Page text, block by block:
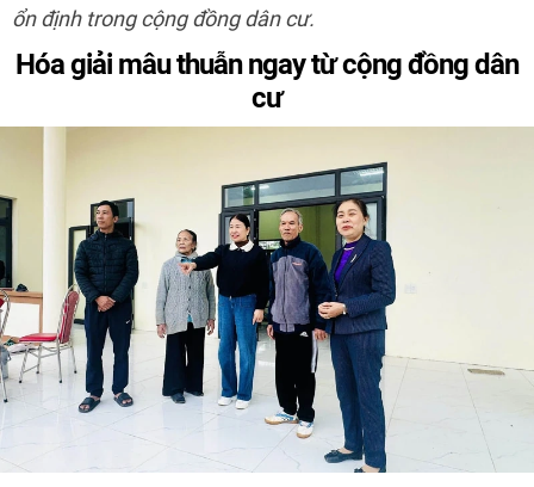
ổn định trong cộng đồng dân cư.
Hóa giải mâu thuẫn ngay từ cộng đồng dân
cư